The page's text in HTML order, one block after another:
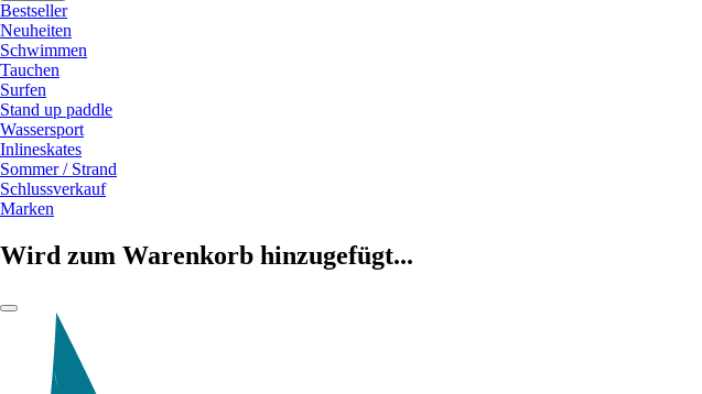
Bestseller
Neuheiten
Schwimmen
Tauchen
Surfen
Stand up paddle
Wassersport
Inlineskates
Sommer / Strand
Schlussverkauf
Marken
Wird zum Warenkorb hinzugefügt...